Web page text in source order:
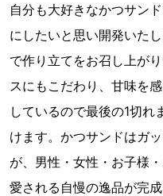
自分も大好きなかつサン
にしたいと思い開発いた
で作り立てをお召し上が
スにもこだわり、甘味を
しているので最後の1切
けます。かつサンドはガ
が、男性・女性・お子様
愛される自慢の逸品が完